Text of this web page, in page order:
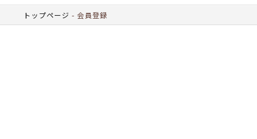
トップページ 会員登録